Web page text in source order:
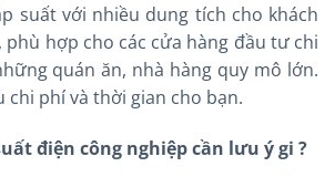
suất với nhiều dung tích cho khách
phù hợp cho các cửa hàng đầu tư chi
quán ăn, nhà hàng quy mô lớn.
chi phí và thời gian cho bạn.
điện công nghiệp cần lưu ý gi ?